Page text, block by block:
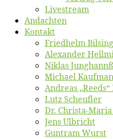
Live­stream
An­dach­ten
Kon­takt
Fried­helm Bilsing
Alex­an­der
Ni­klas Junghannß
Mi­cha­el
An­dre­as
Lutz Scheuf­ler
Dr. Chris­­ta-
Jens Ulb­richt
Gun­tram Wurst